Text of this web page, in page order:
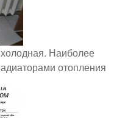
Наиболее
отопления